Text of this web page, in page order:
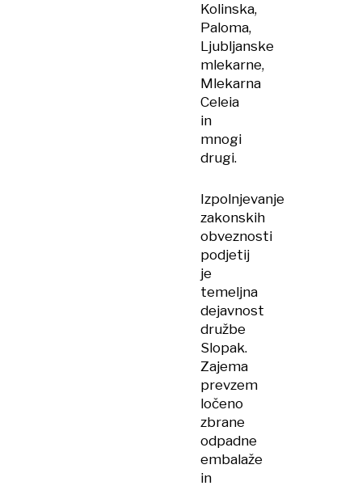
Kolinska,
Paloma,
Ljubljanske
mlekarne,
Mlekarna
Celeia
in
mnogi
drugi.
Izpolnjevanje
zakonskih
obveznosti
podjetij
je
temeljna
dejavnost
družbe
Slopak.
Zajema
prevzem
ločeno
zbrane
odpadne
embalaže
in